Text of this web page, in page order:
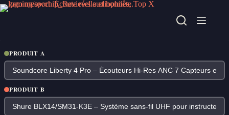
Passer
au
PRODUIT A
PRODUIT B